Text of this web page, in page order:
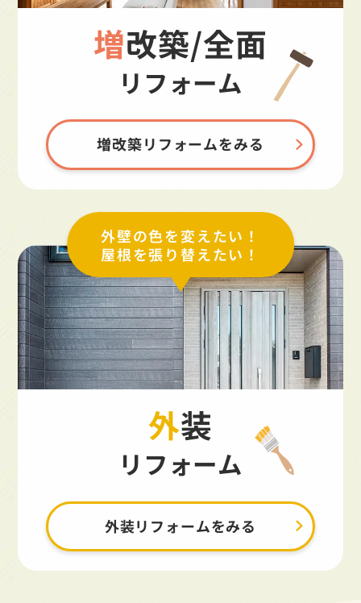
増改築/全面
リフォーム
増改築リフォームをみる
外壁の色を変えたい！
屋根を張り替えたい！
外装
リフォーム
外装リフォームをみる